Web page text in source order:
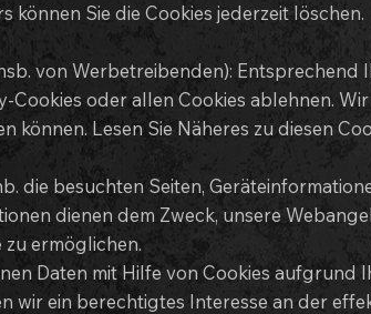
können Sie die Cookies jederzeit löschen.
von Werbetreibenden):
oder allen Cookies ablehnen.
können. Lesen Sie Näheres zu diesen
die besuchten Seiten,
dienen dem Zweck, unsere
ermöglichen.
Daten mit Hilfe von Cookies aufgrund
wir ein berechtigtes Interesse an der